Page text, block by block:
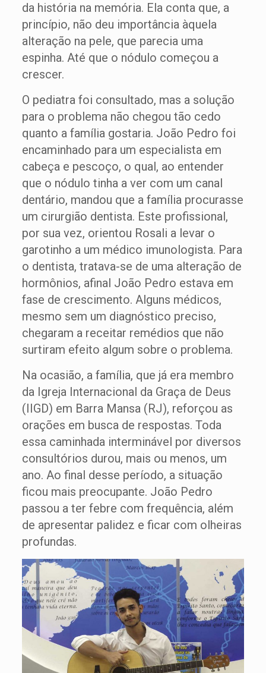
da história na memória. Ela conta que, a
princípio, não deu importância àquela
alteração na pele, que parecia uma
espinha. Até que o nódulo começou a
crescer.
O pediatra foi consultado, mas a solução
para o problema não chegou tão cedo
quanto a família gostaria. João Pedro foi
encaminhado para um especialista em
cabeça e pescoço, o qual, ao entender
que o nódulo tinha a ver com um canal
dentário, mandou que a família procurasse
um cirurgião dentista. Este profissional,
por sua vez, orientou Rosali a levar o
garotinho a um médico imunologista. Para
o dentista, tratava-se de uma alteração de
hormônios, afinal João Pedro estava em
fase de crescimento. Alguns médicos,
mesmo sem um diagnóstico preciso,
chegaram a receitar remédios que não
surtiram efeito algum sobre o problema.
Na ocasião, a família, que já era membro
da Igreja Internacional da Graça de Deus
(IIGD) em Barra Mansa (RJ), reforçou as
orações em busca de respostas. Toda
essa caminhada interminável por diversos
consultórios durou, mais ou menos, um
ano. Ao final desse período, a situação
ficou mais preocupante. João Pedro
passou a ter febre com frequência, além
de apresentar palidez e ficar com olheiras
profundas.